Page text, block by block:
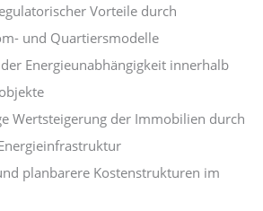
Vorteile durch
und Quartiersmodelle
Energieunabhängigkeit innerhalb
Wertsteigerung der Immobilien durch
planbarere Kostenstrukturen im